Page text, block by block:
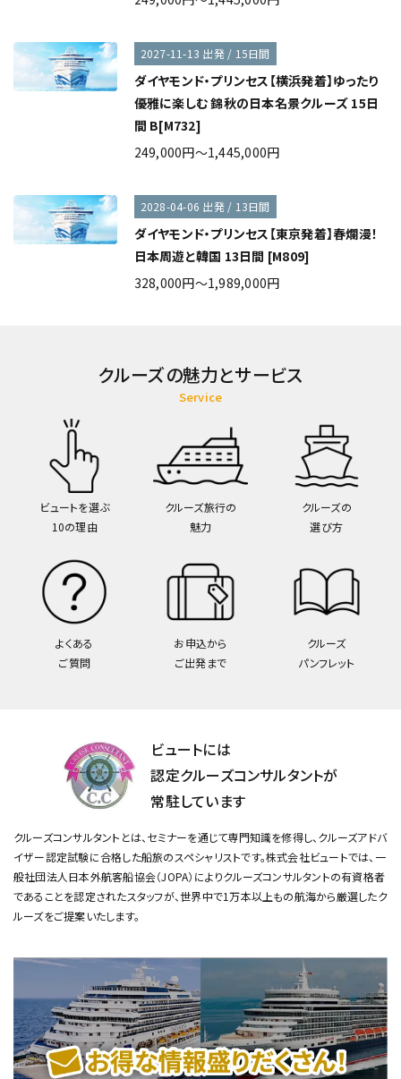
2027-11-13 出発 / 15日間
ダイヤモンド・プリンセス【横浜発着】ゆったり
優雅に楽しむ 錦秋の日本名景クルーズ 15日
間 B[M732]
249,000円～1,445,000円
2028-04-06 出発 / 13日間
ダイヤモンド・プリンセス【東京発着】春爛漫！
日本周遊と韓国 13日間 [M809]
328,000円～1,989,000円
クルーズの魅力とサービス
Service
ビュートを選ぶ
10の理由
クルーズ旅行の
魅力
クルーズの
選び方
よくある
ご質問
お申込から
ご出発まで
クルーズ
パンフレット
ビュートには
認定クルーズコンサルタントが
常駐しています
クルーズコンサルタントとは、セミナーを通じて専門知識を修得し、クルーズアドバ
イザー認定試験に合格した船旅のスペシャリストです。株式会社ビュートでは、一
般社団法人日本外航客船協会（JOPA）によりクルーズコンサルタントの有資格者
であることを認定されたスタッフが、世界中で1万本以上もの航海から厳選したク
ルーズをご提案いたします。